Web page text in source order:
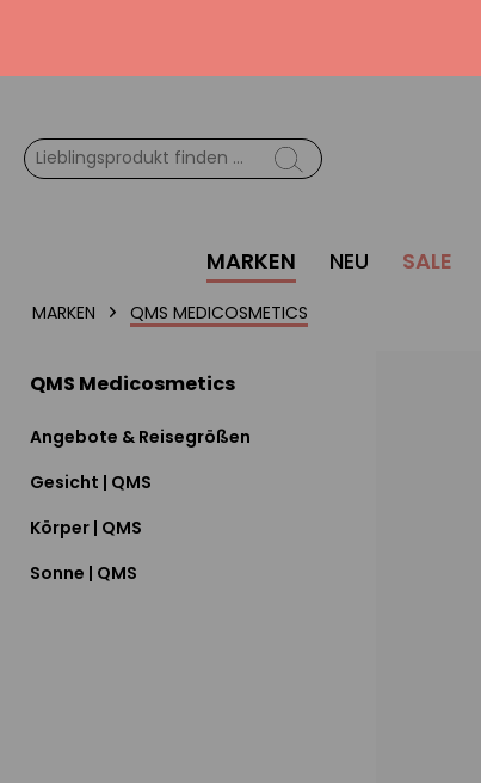
MARKEN NEU SALE
MARKEN QMS MEDICOSMETICS
QMS Medicosmetics
Angebote & Reisegrößen
Gesicht | QMS
Körper | QMS
Sonne | QMS